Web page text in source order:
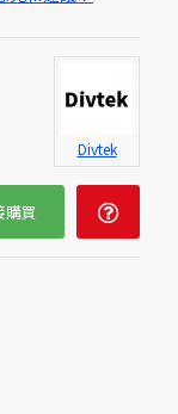
Divtek
購買